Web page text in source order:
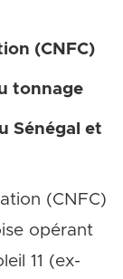
(CNFC)
tonnage
Sénégal et
(CNFC)
opérant
11 (ex-